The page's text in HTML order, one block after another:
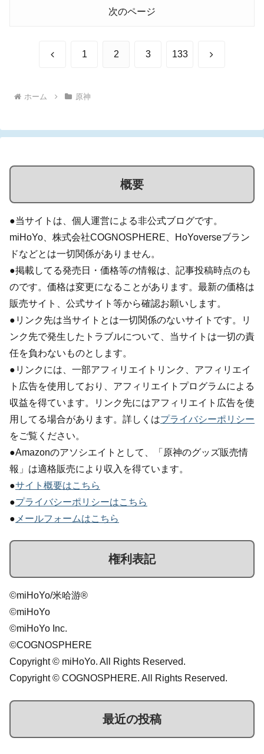
次のページ
前 1 2 3 133 次
ホーム 原神
概要
●当サイトは、個人運営による非公式ブログです。
miHoYo、株式会社COGNOSPHERE、HoYoverseブラン
ドなどとは一切関係がありません。
●掲載してる発売日・価格等の情報は、記事投稿時点のも
のです。価格は変更になることがあります。最新の価格は
販売サイト、公式サイト等から確認お願いします。
●リンク先は当サイトとは一切関係のないサイトです。リ
ンク先で発生したトラブルについて、当サイトは一切の責
任を負わないものとします。
●リンクには、一部アフィリエイトリンク、アフィリエイ
ト広告を使用しており、アフィリエイトプログラムによる
収益を得ています。リンク先にはアフィリエイト広告を使
用してる場合があります。詳しくはプライバシーポリシー
をご覧ください。
●Amazonのアソシエイトとして、「原神のグッズ販売情
報」は適格販売により収入を得ています。
●サイト概要はこちら
●プライバシーポリシーはこちら
● メールフォームはこちら
権利表記
©miHoYo/米哈游®
©miHoYo
©miHoYo Inc.
©COGNOSPHERE
Copyright © miHoYo. All Rights Reserved.
Copyright © COGNOSPHERE. All Rights Reserved.
最近の投稿